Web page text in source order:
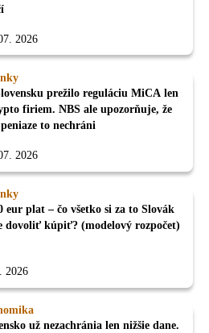
2026
prežilo reguláciu MiCA len
firiem. NBS ale upozorňuje, že
peniaze to nechráni
2026
eur plat – čo všetko si za to Slovák
dovoliť kúpiť? (modelový rozpočet)
2026
už nezachránia len nižšie dane.